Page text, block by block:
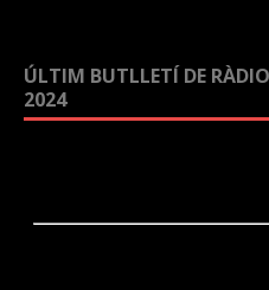
ÚLTIM BUTLLETÍ DE
2024